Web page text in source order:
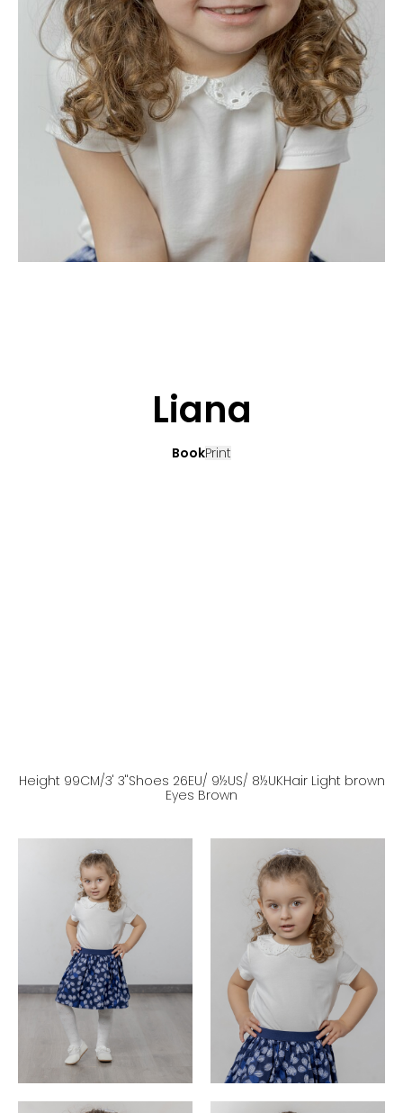
POP MUSICIENS
TALENTS INTERNATIONAUX
CANDIDATURE
NOS AGENCES
FRANCE
SUISSE
Liana
BookPrint
Height 99CM/3' 3''Shoes 26EU/ 9½US/ 8½UKHair Light brown
Eyes Brown